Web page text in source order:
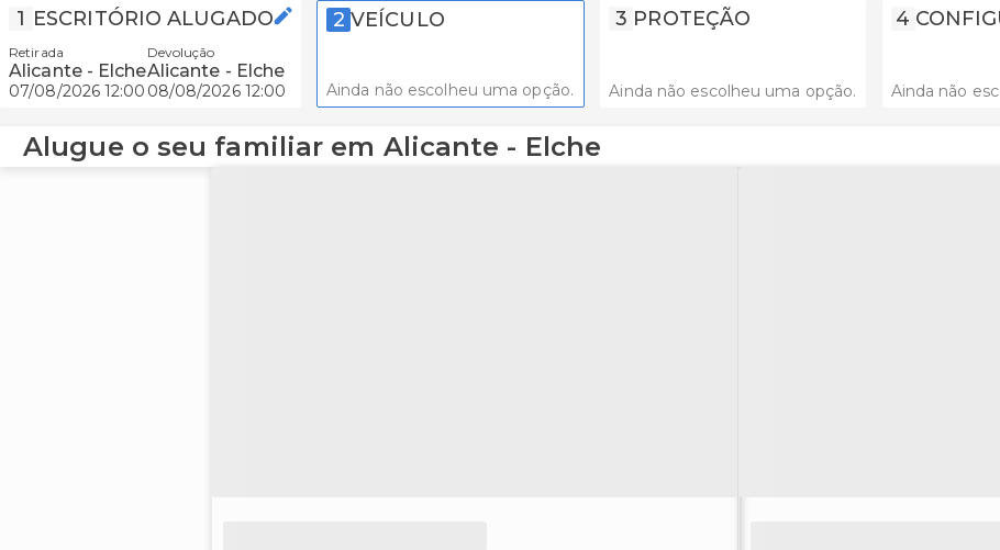
1 ESCRITÓRIO ALUGADO
Retirada
Alicante - Elche
07/08/2026 12:00
Devolução
Alicante - Elche
08/08/2026 12:00
2 VEÍCULO
Ainda não escolheu uma opção.
3 PROTEÇÃO
Ainda não escolheu uma opção.
4
Ainda não
Alugue o seu familiar em Alicante - Elche